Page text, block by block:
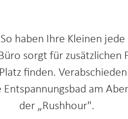
haben Ihre Kleinen
sorgt für zusätzlichen
finden.
am
der „Rushhour".